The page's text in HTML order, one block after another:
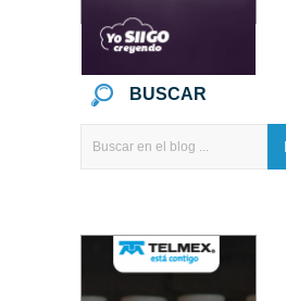
BUSCAR